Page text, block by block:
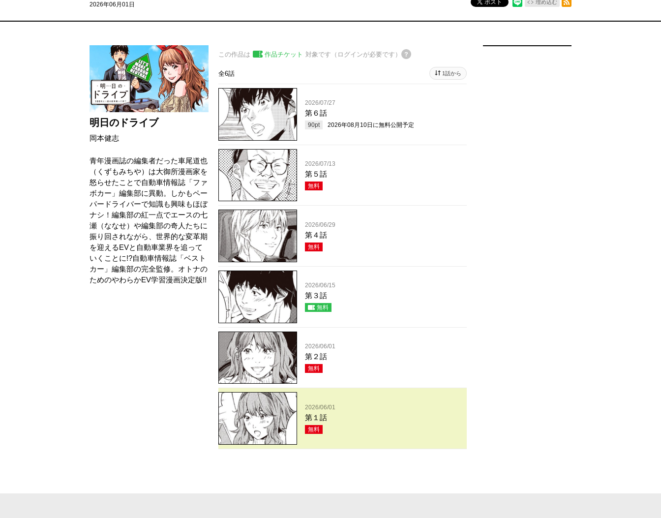
2026年06月01日 ポスト 埋め込む
明日のドライブ
岡本健志
青年漫画誌の編集者だった車尾道也
（くずもみちや）は大御所漫画家を
怒らせたことで自動車情報誌「ファ
ボカー」編集部に異動。しかもペー
パードライバーで知識も興味もほぼ
ナシ！編集部の紅一点でエースの七
瀬（ななせ）や編集部の奇人たちに
振り回されながら、世界的な変革期
を迎えるEVと自動車業界を追って
いくことに!?自動車情報誌「ベスト
カー」編集部の完全監修。オトナの
ためのやわらかEV学習漫画決定版!!
この作品は 作品チケット 対象です（ログインが必要です）
全6話 1話から
2026/07/27
第６話
90pt 2026年08月10日 に無料公開予定
2026/07/13
第５話
無料
2026/06/29
第４話
無料
2026/06/15
第３話
無料
2026/06/01
第２話
無料
2026/06/01
第１話
無料